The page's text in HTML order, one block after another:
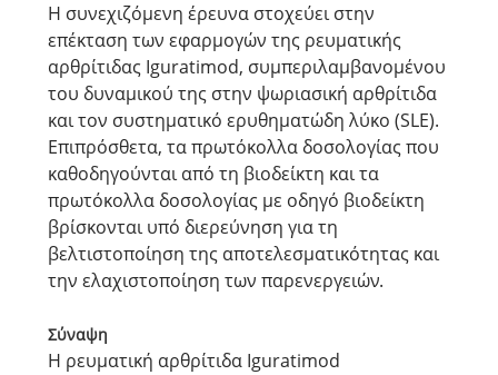
Η συνεχιζόμενη έρευνα στοχεύει στην
επέκταση των εφαρμογών της ρευματικής
αρθρίτιδας Iguratimod, συμπεριλαμβανομένου
του δυναμικού της στην ψωριασική αρθρίτιδα
και τον συστηματικό ερυθηματώδη λύκο (SLE).
Επιπρόσθετα, τα πρωτόκολλα δοσολογίας που
καθοδηγούνται από τη βιοδείκτη και τα
πρωτόκολλα δοσολογίας με οδηγό βιοδείκτη
βρίσκονται υπό διερεύνηση για τη
βελτιστοποίηση της αποτελεσματικότητας και
την ελαχιστοποίηση των παρενεργειών.
Σύναψη
Η ρευματική αρθρίτιδα Iguratimod